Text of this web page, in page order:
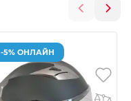
-5% ОНЛАЙН